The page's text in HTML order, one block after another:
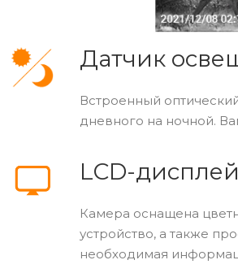
Датчик
Встроенный
дневного на ночной.
LCD-дисплей
Камера оснащена
устройство, а также
необходимая